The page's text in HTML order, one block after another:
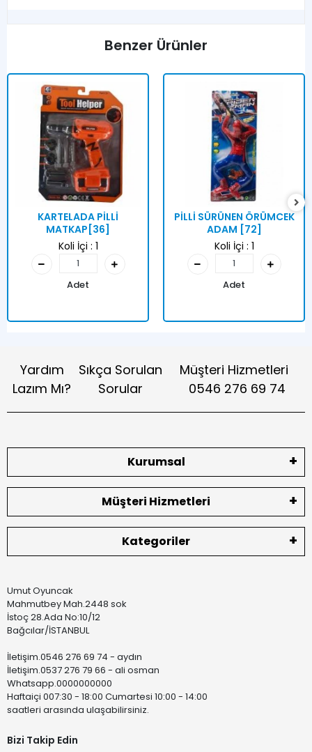
Benzer Ürünler
KARTELADA PİLLİ
MATKAP[36]
Koli İçi : 1
Adet
PİLLİ SÜRÜNEN ÖRÜMCEK
ADAM [72]
Koli İçi : 1
Adet
Yardım
Lazım Mı?
Sıkça Sorulan
Sorular
Müşteri Hizmetleri
0546 276 69 74
Kurumsal
Müşteri Hizmetleri
Kategoriler
Umut Oyuncak
Mahmutbey Mah.2448 sok
İstoç 28.Ada No:10/12
Bağcılar/İSTANBUL
İletişim.0546 276 69 74 - aydın
İletişim.0537 276 79 66 - ali osman
Whatsapp.0000000000
Haftaiçi 007:30 - 18:00 Cumartesi 10:00 - 14:00
saatleri arasında ulaşabilirsiniz.
Bizi Takip Edin